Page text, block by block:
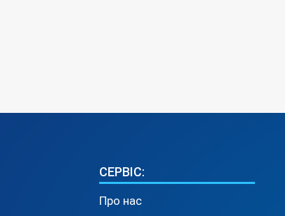
СЕРВІС:
Про нас